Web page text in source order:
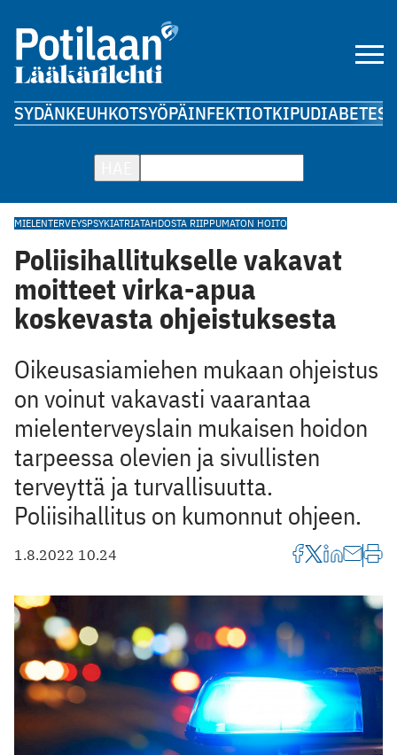
SYDÄNKEUHKOTSYÖPÄINFEKTIOTKIPUDIABETES
MIELENTERVEYSPSYKIATRIATAHDOSTA RIIPPUMATON HOITO
Poliisihallitukselle vakavat
moitteet virka-apua
koskevasta ohjeistuksesta
Oikeusasiamiehen mukaan ohjeistus
on voinut vakavasti vaarantaa
mielenterveyslain mukaisen hoidon
tarpeessa olevien ja sivullisten
terveyttä ja turvallisuutta.
Poliisihallitus on kumonnut ohjeen.
1.8.2022 10.24